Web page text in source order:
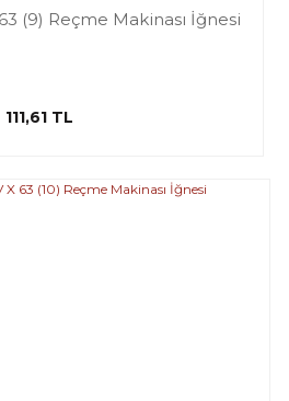
(9) Reçme Makinası İğnesi
111,61 TL